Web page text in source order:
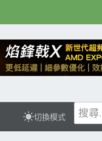
切換模式